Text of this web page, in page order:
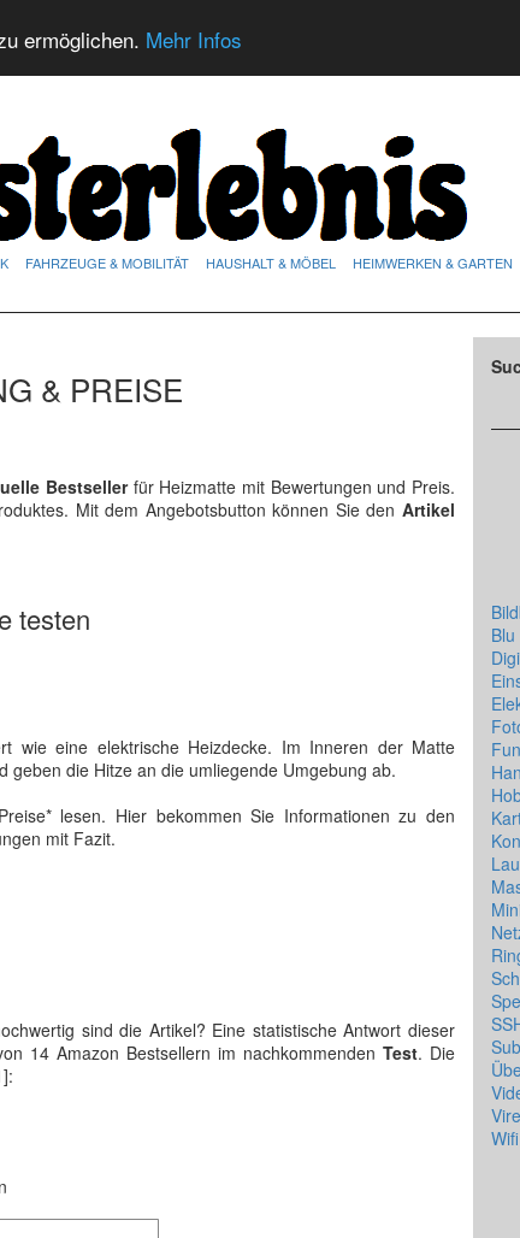
ermöglichen. Mehr Infos
FAHRZEUGE & MOBILITÄT HAUSHALT & MÖBEL HEIMWERKEN & GARTEN
& PREISE
Bestsellerfür Heizmatte mit Bewertungen und Preis.
Mit dem Angebotsbutton können Sie den Artikel
testen
wie eine elektrische Heizdecke. Im Inneren der Matte
die Hitze an die umliegende Umgebung ab.
lesen. Hier bekommen Sie Informationen zu den
mit Fazit.
sind die Artikel? Eine statistische Antwort dieser
14 Amazon Bestsellern im nachkommenden Test. Die